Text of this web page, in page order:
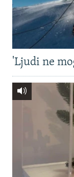
'Ljudi ne